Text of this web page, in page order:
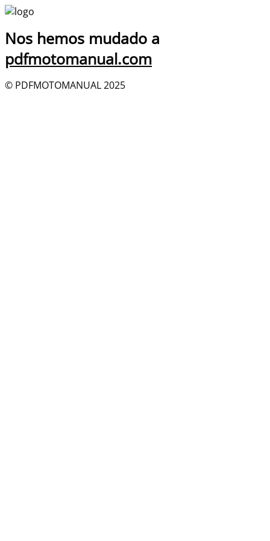
Nos hemos mudado a
pdfmotomanual.com
© PDFMOTOMANUAL 2025